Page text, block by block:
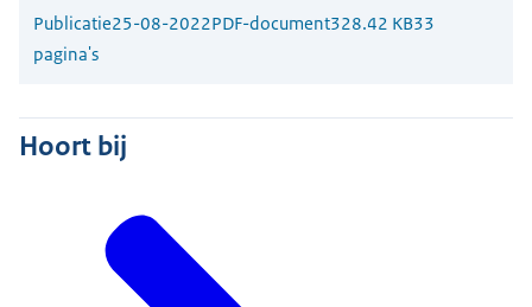
Publicatie25-08-2022PDF-document328.42 KB33
pagina's
Hoort bij